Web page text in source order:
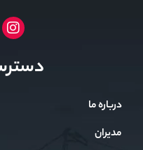
درباره ما
مدیران